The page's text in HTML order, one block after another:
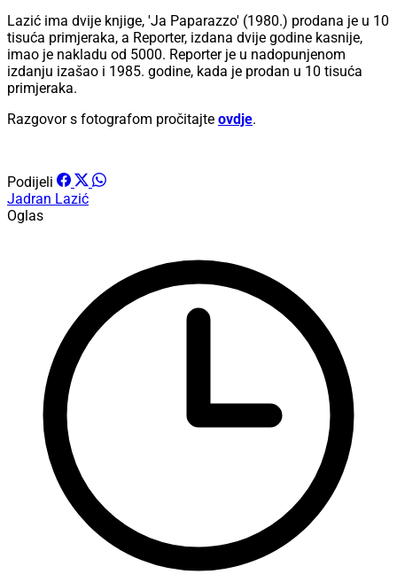
Lazić ima dvije knjige, 'Ja Paparazzo' (1980.) prodana je u 10
tisuća primjeraka, a Reporter, izdana dvije godine kasnije,
imao je nakladu od 5000. Reporter je u nadopunjenom
izdanju izašao i 1985. godine, kada je prodan u 10 tisuća
primjeraka.
Razgovor s fotografom pročitajte ovdje.
Podijeli
Jadran Lazić
Oglas